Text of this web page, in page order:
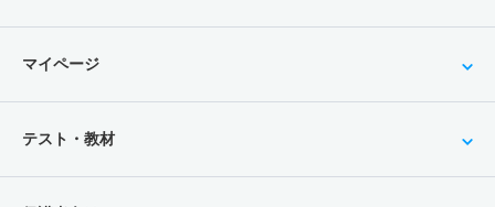
マイページ
テスト・教材